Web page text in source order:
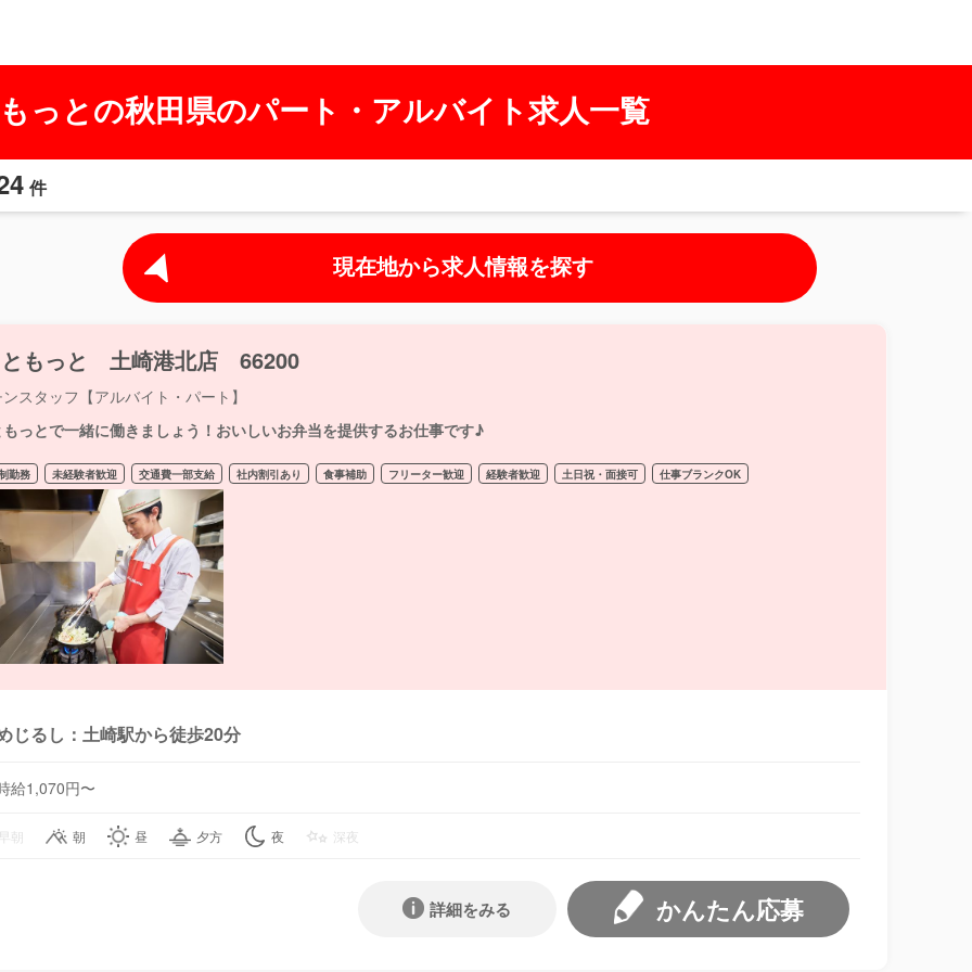
っとの秋田県のパート・アルバイト求人一覧
件
現在地から求人情報を探す
もっと 土崎港北店 66200
スタッフ【アルバイト・パート】
っとで一緒に働きましょう！おいしいお弁当を提供するお仕事です♪
勤務 未経験者歓迎 交通費一部支給 社内割引あり 食事補助 フリーター歓迎 経験者歓迎 土日祝・面接可 仕事ブランクOK
じるし：土崎駅から徒歩20分
給1,070円〜
朝 朝 昼 夕方 夜 深夜
かんたん応募
詳細をみる